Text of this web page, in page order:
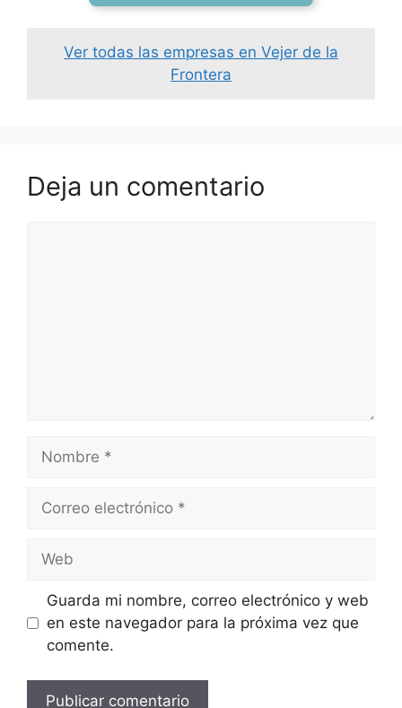
Ver todas las empresas en Vejer de la
Frontera
Deja un comentario
Nombre
Correo
Web
Guarda mi nombre, correo electrónico y web
en este navegador para la próxima vez que
comente.